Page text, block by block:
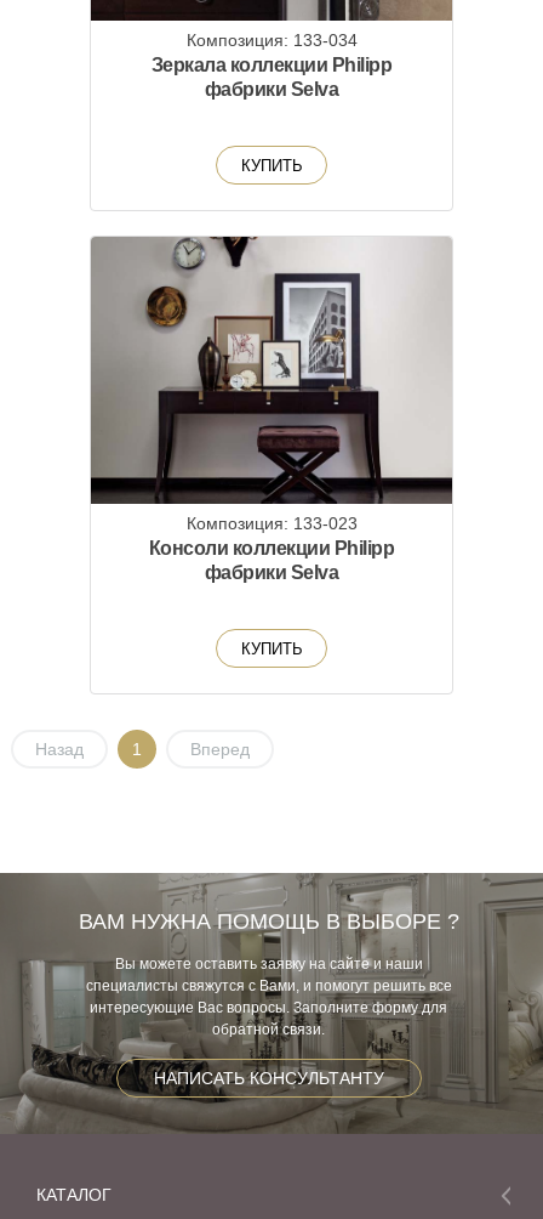
Композиция: 133-034
Зеркала коллекции Philipp
фабрики Selva
КУПИТЬ
Композиция: 133-023
Консоли коллекции Philipp
фабрики Selva
КУПИТЬ
Назад 1 Вперед
ВАМ НУЖНА ПОМОЩЬ В ВЫБОРЕ ?
Вы можете оставить заявку на сайте и наши
специалисты свяжутся с Вами, и помогут решить все
интересующие Вас вопросы. Заполните форму для
обратной связи.
НАПИСАТЬ КОНСУЛЬТАНТУ
КАТАЛОГ